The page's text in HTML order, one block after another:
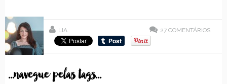
LIA 27 COMENTÁRIOS
...navegue pelas tags...